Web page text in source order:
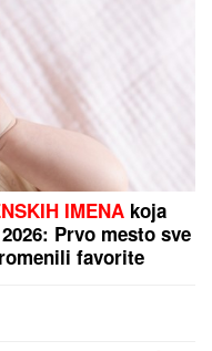
IMENA koja
Prvo mesto sve
favorite